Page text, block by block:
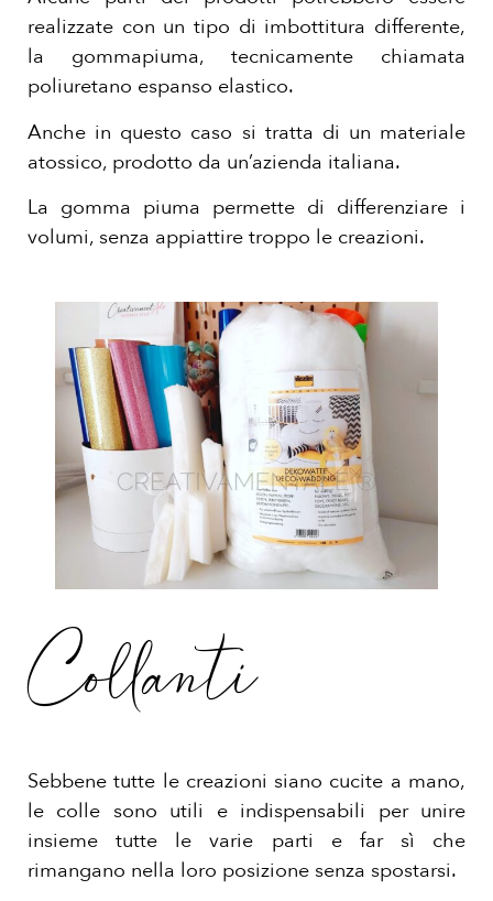
realizzate con un tipo di imbottitura differente,
la gommapiuma, tecnicamente chiamata
poliuretano espanso elastico.
Anche in questo caso si tratta di un materiale
atossico, prodotto da un’azienda italiana.
La gomma piuma permette di differenziare i
volumi, senza appiattire troppo le creazioni.
Collanti
Sebbene tutte le creazioni siano cucite a mano,
le colle sono utili e indispensabili per unire
insieme tutte le varie parti e far sì che
rimangano nella loro posizione senza spostarsi.